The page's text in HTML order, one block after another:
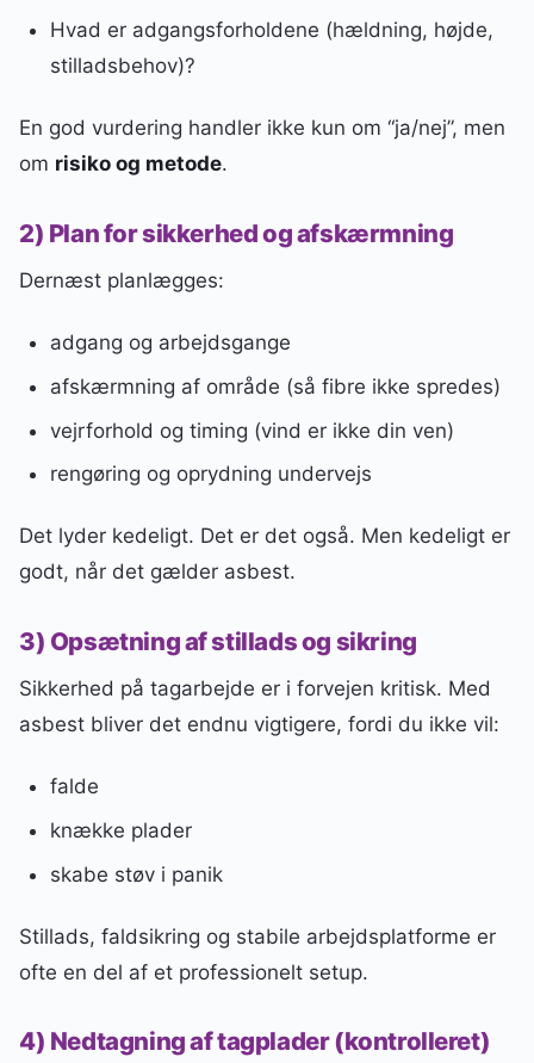
Hvad er adgangsforholdene (hældning, højde,
stilladsbehov)?
En god vurdering handler ikke kun om “ja/nej”, men
om risiko og metode.
2) Plan for sikkerhed og afskærmning
Dernæst planlægges:
adgang og arbejdsgange
afskærmning af område (så fibre ikke spredes)
vejrforhold og timing (vind er ikke din ven)
rengøring og oprydning undervejs
Det lyder kedeligt. Det er det også. Men kedeligt er
godt, når det gælder asbest.
3) Opsætning af stillads og sikring
Sikkerhed på tagarbejde er i forvejen kritisk. Med
asbest bliver det endnu vigtigere, fordi du ikke vil:
falde
knække plader
skabe støv i panik
Stillads, faldsikring og stabile arbejdsplatforme er
ofte en del af et professionelt setup.
4) Nedtagning af tagplader (kontrolleret)